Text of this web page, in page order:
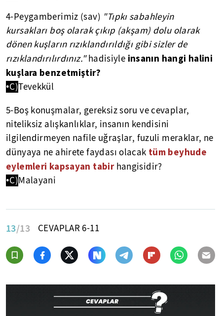
4-Peygamberimiz (sav) "Tıpkı sabahleyin
kursakları boş olarak çıkıp (akşam) dolu olarak
dönen kuşların rızıklandırıldığı gibi sizler de
rızıklandırılırdınız."hadisiyle insanın hangi halini
kuşlara benzetmiştir?
•C)Tevekkül
5-Boş konuşmalar, gereksiz soru ve cevaplar,
niteliksiz alışkanlıklar, insanın kendisini
ilgilendirmeyen nafile uğraşlar, fuzuli meraklar, ne
dünyaya ne ahirete faydası olacak tüm beyhude
eylemleri kapsayan tabirhangisidir?
•C)Malayani
13/13 CEVAPLAR 6-11